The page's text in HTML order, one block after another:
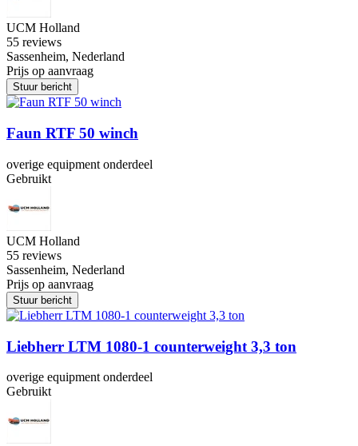
UCM Holland
55 reviews
Sassenheim, Nederland
Prijs op aanvraag
Stuur bericht
Faun RTF 50 winch
overige equipment onderdeel
Gebruikt
UCM Holland
55 reviews
Sassenheim, Nederland
Prijs op aanvraag
Stuur bericht
Liebherr LTM 1080-1 counterweight 3,3 ton
overige equipment onderdeel
Gebruikt